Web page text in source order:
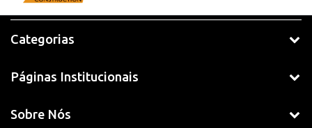
Categorias
Páginas Institucionais
Sobre Nós